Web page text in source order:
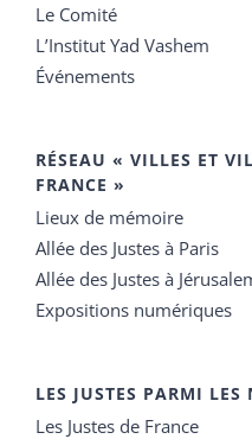
Le Comité
L’Institut Yad Vashem
Événements
RÉSEAU « VILLES ET
FRANCE »
Lieux de mémoire
Allée des Justes à Paris
Allée des Justes à
Expositions numériques
LES JUSTES PARMI LES
Les Justes de France